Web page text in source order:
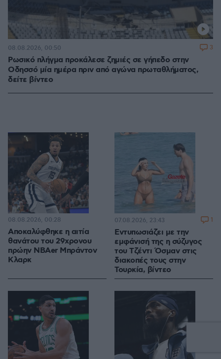
Ρωσικό πλήγμα προκάλεσε ζημιές σε γήπεδο στην
Οδησσό μία ημέρα πριν από αγώνα πρωταθλήματος,
δείτε βίντεο
08.08.2026, 00:50 3
Αποκαλύφθηκε η αιτία
θανάτου του 29χρονου
πρώην NBAer Μπράντον
Κλαρκ
08.08.2026, 00:28
Εντυπωσιάζει με την
εμφάνισή της η σύζυγος
του Τζέντι Όσμαν στις
διακοπές τους στην
Τουρκία, βίντεο
07.08.2026, 23:43 1